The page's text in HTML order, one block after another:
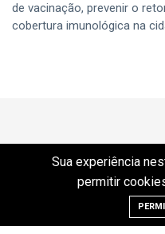
de vacinação, prevenir o
cobertura imunológica na
Sua experiência
permitir